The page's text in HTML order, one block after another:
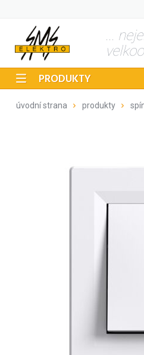
...
PRODUKTY
úvodní strana produkty